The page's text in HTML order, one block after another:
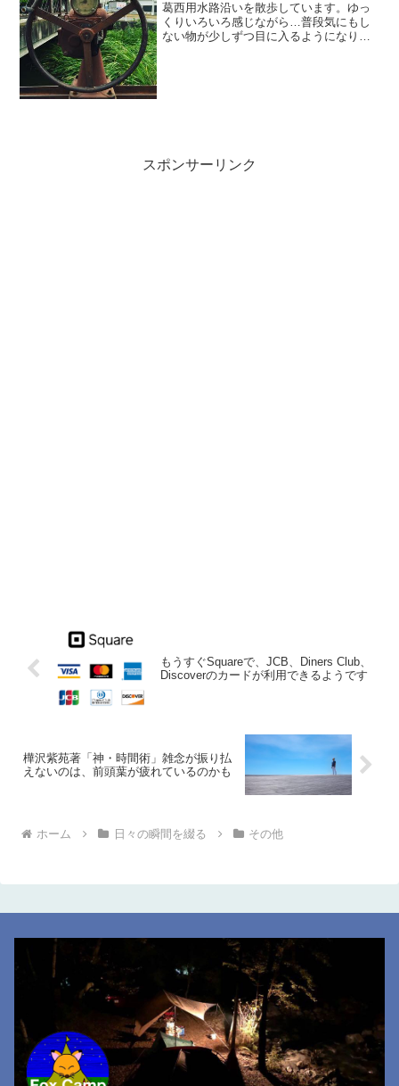
葛西用水路沿いを散歩しています。ゆっ
くりいろいろ感じながら…普段気にもし
ない物が少しずつ目に入るようになりま
スポンサーリンク
もうすぐSquareで、JCB、Diners Club、
Discoverのカードが利用できるようです
樺沢紫苑著「神・時間術」雑念が振り払
えないのは、前頭葉が疲れているのかも
ホーム 日々の瞬間を綴る その他